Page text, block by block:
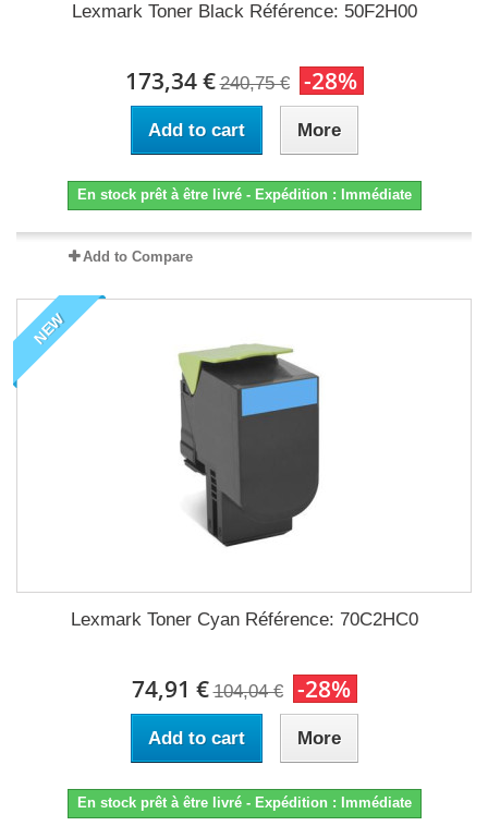
Lexmark Toner Black Référence: 50F2H00
173,34 € 240,75 € -28%
Add to cart More
En stock prêt à être livré - Expédition : Immédiate
Add to Compare
NEW
Lexmark Toner Cyan Référence: 70C2HC0
74,91 € 104,04 € -28%
Add to cart More
En stock prêt à être livré - Expédition : Immédiate